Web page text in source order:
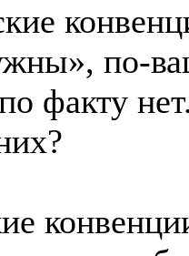
по-
факту